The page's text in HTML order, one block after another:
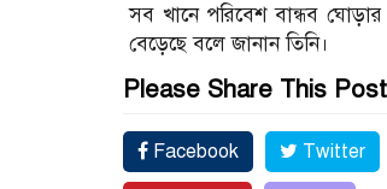
সব খানে পরিবেশ বান্ধব ঘোড়ার
বেড়েছে বলে জানান তিনি।
Please Share This
Facebook Twitter